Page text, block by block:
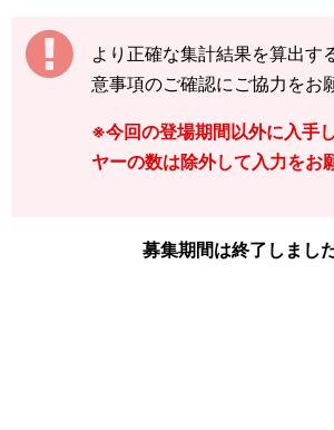
その後の結果が2匹→前回入力
2」して「5」で送信
下記の情報を入力し、「結果を
ップしてください。
より正確な集計結果を算出す
意事項のご確認にご協力をお
※今回の登場期間以外に入手
ヤーの数は除外して入力をお
募集期間は終了しました